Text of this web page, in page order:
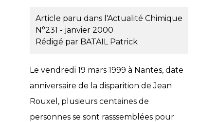
Article paru dans l'Actualité Chimique
N°231 - janvier 2000
Rédigé par BATAIL Patrick
Le vendredi 19 mars 1999 à Nantes, date
anniversaire de la disparition de Jean
Rouxel, plusieurs centaines de
personnes se sont rasssemblées pour